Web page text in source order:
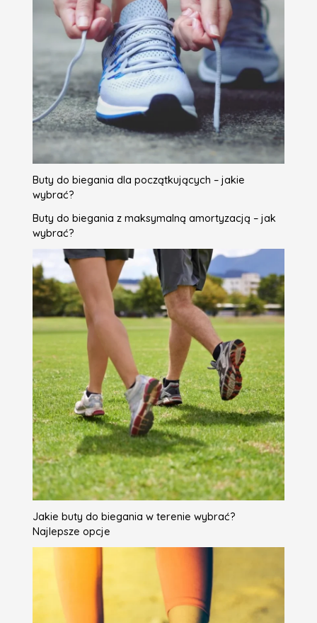
Buty do biegania dla początkujących – jakie
wybrać?
Buty do biegania z maksymalną amortyzacją – jak
wybrać?
Jakie buty do biegania w terenie wybrać?
Najlepsze opcje